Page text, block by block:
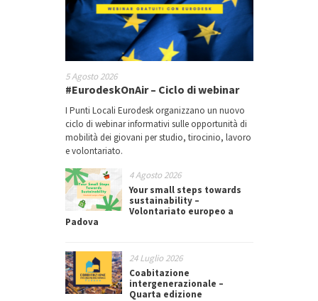
5 Agosto 2026
#EurodeskOnAir – Ciclo di webinar
I Punti Locali Eurodesk organizzano un nuovo
ciclo di webinar informativi sulle opportunità di
mobilità dei giovani per studio, tirocinio, lavoro
e volontariato.
4 Agosto 2026
Your small steps towards
sustainability –
Volontariato europeo a
Padova
24 Luglio 2026
Coabitazione
intergenerazionale –
Quarta edizione